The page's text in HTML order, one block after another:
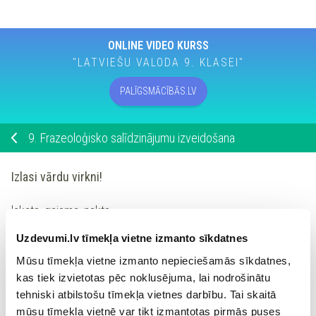
Uzdevumi.lv tīmekļa vietne izmanto sīkdatnes
Mūsu tīmekļa vietne izmanto nepieciešamās sīkdatnes,
kas tiek izvietotas pēc noklusējuma, lai nodrošinātu
tehniski atbilstošu tīmekļa vietnes darbību. Tai skaitā
mūsu tīmekļa vietnē var tikt izmantotas pirmās puses
ONLINE VIDEO KURSS
"LATVIEŠU VALODA 9. KLASEI"
PALĪGSMĀCĪBĀS.LV
9. Frazeoloģisko salīdzinājumu izveidošana
Izlasi vārdu virkni!
lakats, gaisma, nakts
Izvēlies no virknes un ieraksti frazeoloģismam atbilstošo
vārdu!
melns kā